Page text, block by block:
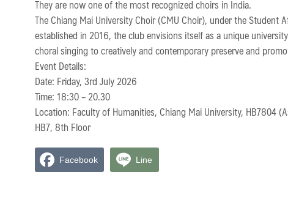
They are now one of the most recognized choirs in India.
The Chiang Mai University Choir (CMU Choir), under the Student
established in 2016, the club envisions itself as a unique
choral singing to creatively and contemporary preserve and
Event Details:
Date: Friday, 3rd July 2026
Time: 18:30 – 20.30
Location: Faculty of Humanities, Chiang Mai University, HB7804
HB7, 8th Floor
Facebook Line